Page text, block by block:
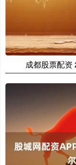
成都股票配资